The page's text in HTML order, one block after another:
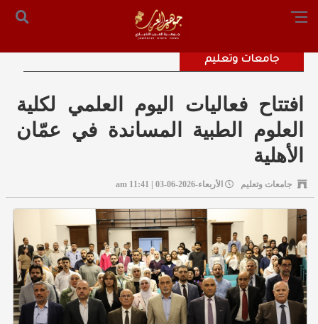
الرئيسية
التحرير: المستشار محمد صالح الملكاوي [ 00962795755033 ]
جامعات وتعليم
افتتاح فعاليات اليوم العلمي لكلية
العلوم الطبية المساندة في عمّان
الأهلية
جامعات وتعليم الأربعاء-2026-06-03 | 11:41 am